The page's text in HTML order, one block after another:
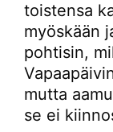
toistensa
myöskään
pohtisin,
mutta
se ei